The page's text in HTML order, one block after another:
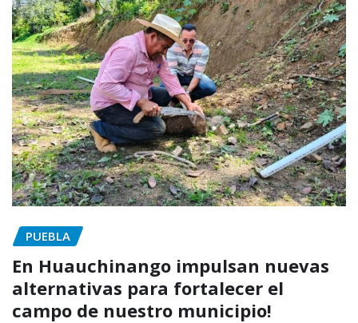
PUEBLA
En Huauchinango impulsan nuevas
alternativas para fortalecer el
campo de nuestro municipio!